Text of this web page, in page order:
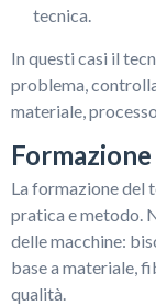
tecnica.
In questi casi il
problema,
materiale,
La formazione del
pratica e metodo.
delle macchine:
base a materiale,
qualità.